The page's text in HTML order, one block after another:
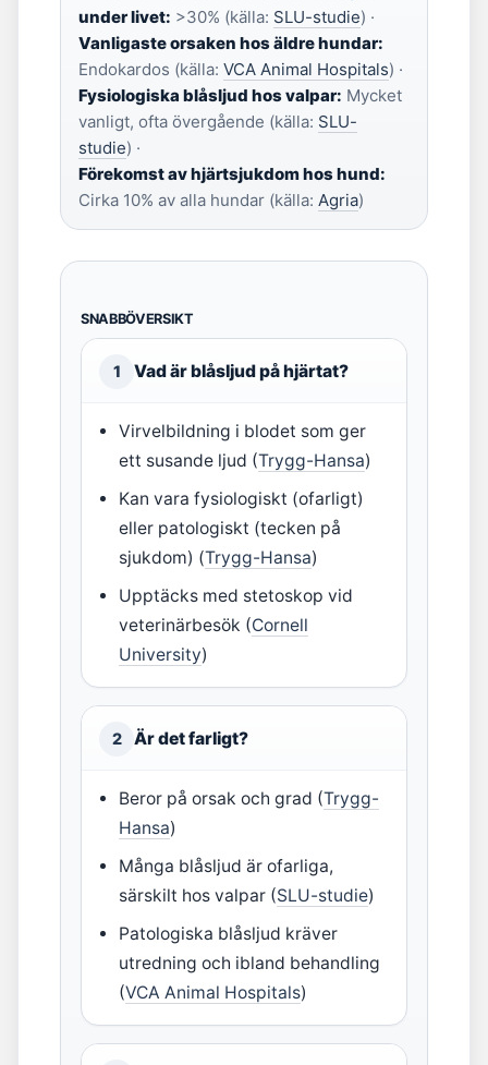
under livet: >30% (källa: SLU-studie) ·
Vanligaste orsaken hos äldre hundar:
Endokardos (källa: VCA Animal Hospitals) ·
Fysiologiska blåsljud hos valpar: Mycket
vanligt, ofta övergående (källa: SLU-
studie) ·
Förekomst av hjärtsjukdom hos hund:
Cirka 10% av alla hundar (källa: Agria)
SNABBÖVERSIKT
1 Vad är blåsljud på hjärtat?
Virvelbildning i blodet som ger
ett susande ljud (Trygg-Hansa)
Kan vara fysiologiskt (ofarligt)
eller patologiskt (tecken på
sjukdom) (Trygg-Hansa)
Upptäcks med stetoskop vid
veterinärbesök (Cornell
University)
2 Är det farligt?
Beror på orsak och grad (Trygg-
Hansa)
Många blåsljud är ofarliga,
särskilt hos valpar (SLU-studie)
Patologiska blåsljud kräver
utredning och ibland behandling
(VCA Animal Hospitals)